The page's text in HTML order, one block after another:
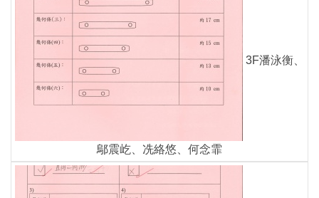
3F潘泳衡、
鄔震屹、冼絡悠、何念霏